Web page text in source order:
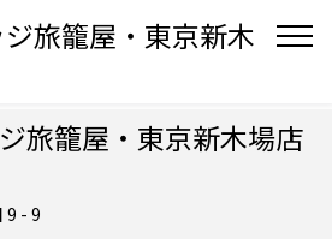
旅籠屋・東京新木
旅籠屋・東京新木場店
9 - 9